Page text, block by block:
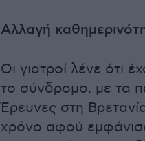
Αλλαγή
Οι γιατροί λένε ότι
το σύνδρομο, με τα
Έρευνες στη
χρόνο αφού